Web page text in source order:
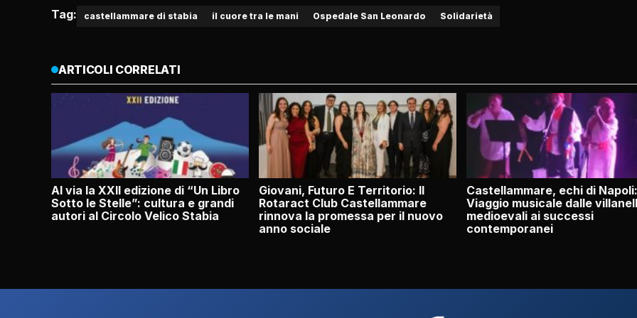
Tag: castellammare di stabia il cuore tra le mani Ospedale San Leonardo Solidarietà
ARTICOLI CORRELATI
Al via la XXII edizione di “Un Libro
Sotto le Stelle”: cultura e grandi
autori al Circolo Velico Stabia
Giovani, Futuro E Territorio: Il
Rotaract Club Castellammare
rinnova la promessa per il nuovo
anno sociale
Castellammare, echi di Napoli:
Viaggio musicale dalle
medioevali ai successi
contemporanei